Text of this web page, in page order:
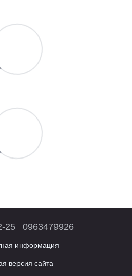
25 0963479926
информация
версия сайта